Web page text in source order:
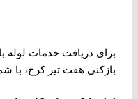
برای دریافت خدمات لوله
بازکنی هفت تیر کرج، با شماره 09127366080